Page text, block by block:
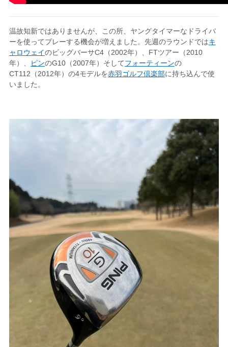
温故知新ではありませんが、この所、ヤングタイマーなドライバ
ーを使ってプレーする機会が増えました。先週のラウンドではキ
ャロウェイのビッグバーサC4（2002年）、FTツアー（2010
年）、
ピンのG10（2007年）そしてフォーティーンの
CT112（2012年）の4モデルを赤羽ゴルフ倶楽部に持ち込んで使
いました。